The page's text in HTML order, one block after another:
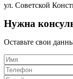
ул. Советской
Нужна
Оставьте свои